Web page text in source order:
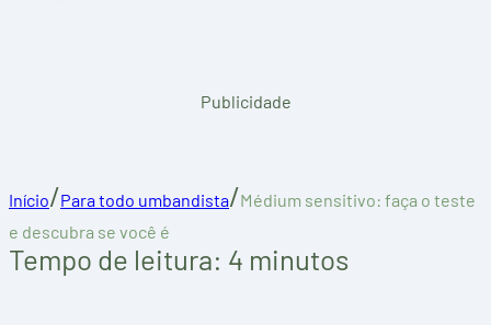
Publicidade
Início/Para todo umbandista/Médium sensitivo: faça o teste
e descubra se você é
Tempo de leitura: 4 minutos